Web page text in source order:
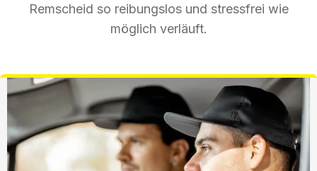
Remscheid so reibungslos und stressfrei wie
möglich verläuft.